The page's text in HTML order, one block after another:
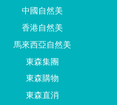
中國自然美
香港自然美
馬來西亞自然美
東森集團
東森購物
東森直消